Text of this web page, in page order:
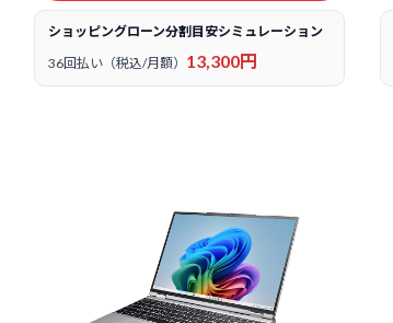
ショッピングローン分割目安シミュレーション
36回払い（税込/月額） 13,300円